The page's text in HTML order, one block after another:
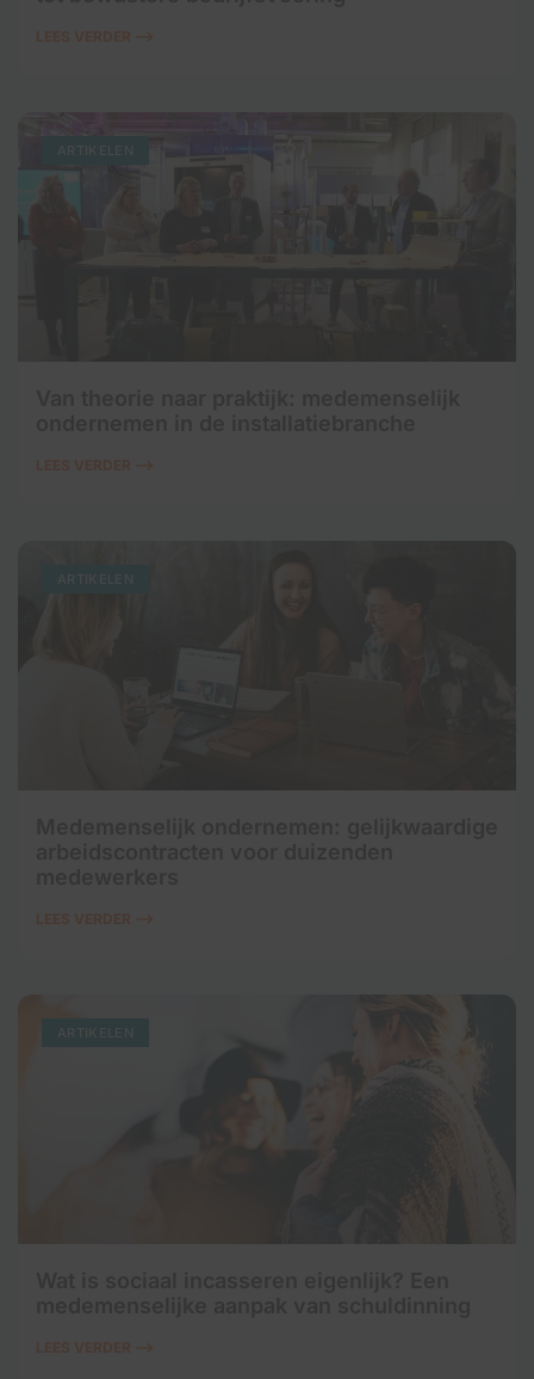
LEES VERDER ⟶
ARTIKELEN
LEES VERDER ⟶
ARTIKELEN
LEES VERDER ⟶
ARTIKELEN
LEES VERDER ⟶